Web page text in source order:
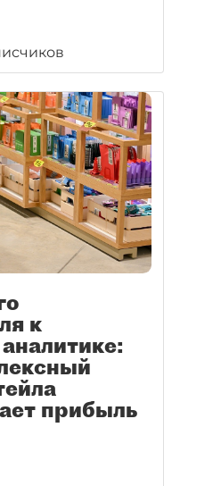
к
прибыль